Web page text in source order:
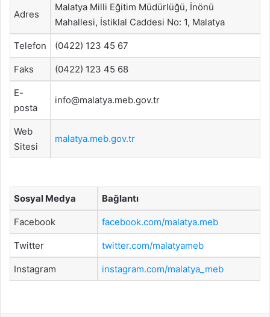
Adres
Malatya Milli Eğitim Müdürlüğü, İnönü
Mahallesi, İstiklal Caddesi No: 1, Malatya
Telefon (0422) 123 45 67
Faks (0422) 123 45 68
E-
posta
info@malatya.meb.gov.tr
Web
Sitesi
malatya.meb.gov.tr
Sosyal Medya Bağlantı
Facebook facebook.com/malatya.meb
Twitter twitter.com/malatyameb
Instagram instagram.com/malatya_meb